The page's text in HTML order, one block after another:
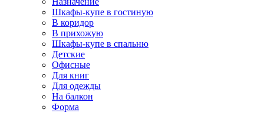
Шкафы-купе в гостиную
В коридор
В прихожую
Шкафы-купе в спальню
Детские
Офисные
Для книг
Для одежды
На балкон
Форма